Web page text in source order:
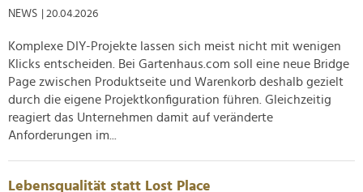
NEWS | 20.04.2026
Komplexe DIY-Projekte lassen sich meist nicht mit wenigen
Klicks entscheiden. Bei Gartenhaus.com soll eine neue Bridge
Page zwischen Produktseite und Warenkorb deshalb gezielt
durch die eigene Projektkonfiguration führen. Gleichzeitig
reagiert das Unternehmen damit auf veränderte
Anforderungen im...
Lebensqualität statt Lost Place